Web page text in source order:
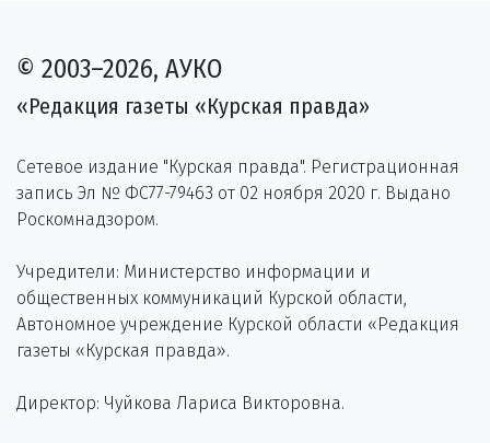
© 2003–2026, АУКО
«Редакция газеты «Курская правда»
Сетевое издание "Курская правда". Регистрационная
запись Эл № ФС77-79463 от 02 ноября 2020 г. Выдано
Роскомнадзором.
Учредители: Министерство информации и
общественных коммуникаций Курской области,
Автономное учреждение Курской области «Редакция
газеты «Курская правда».
Директор: Чуйкова Лариса Викторовна.